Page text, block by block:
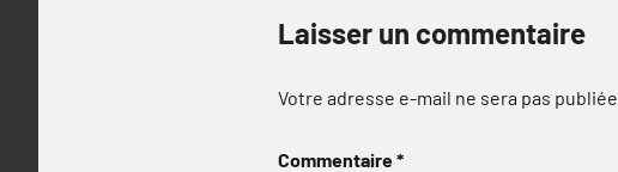
Laisser un commentaire
Votre adresse e-mail ne sera pas publiée.
Commentaire*